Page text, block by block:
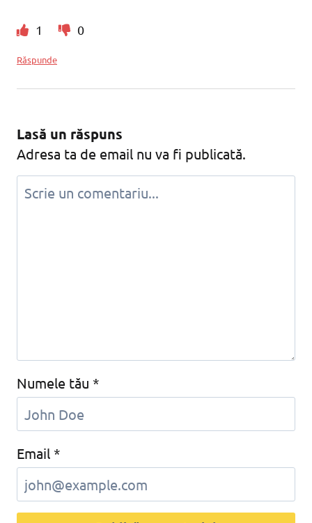
1 0
Răspunde
Lasă un răspuns
Adresa ta de email nu va fi publicată.
Numele tău *
Email *